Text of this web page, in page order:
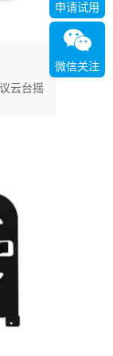
云台摇
申请试用
微信关注